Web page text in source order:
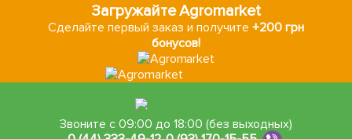
Загружайте Agromarket
Сделайте первый заказ и получите +200 грн
бонусов!
Звоните с 09:00 до 18:00 (без выходных)